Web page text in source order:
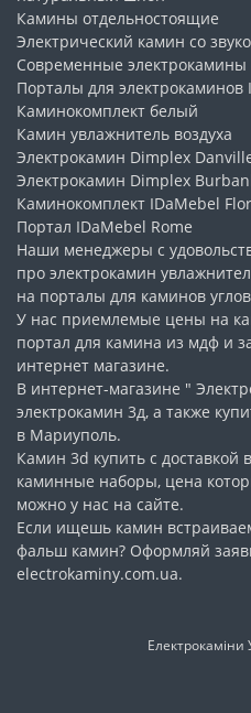
Камины отдельностоящие
Электрический камин со
Современные электрокамины
Порталы для электрокаминов
Каминокомплект белый
Камин увлажнитель воздуха
Электрокамин Dimplex
Электрокамин Dimplex
Каминокомплект IDaMebel
Портал IDaMebel Rome
Наши менеджеры с
про электрокамин
на порталы для каминов
У нас приемлемые цены на
портал для камина из мдф и
интернет магазине.
В интернет-магазине "
электрокамин 3д, а также
в Мариуполь.
Камин 3d купить с доставкой
каминные наборы, цена
можно у нас на сайте.
Если ищешь камин
фальш камин? Оформляй
electrokaminy.com.ua.
Електрокаміни